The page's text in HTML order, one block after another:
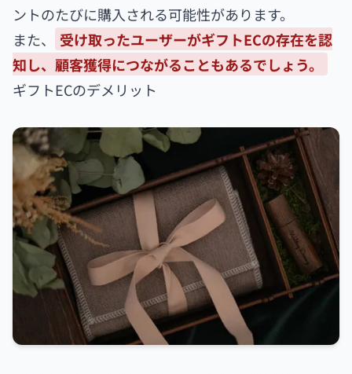
ントのたびに購入される可能性があります。
また、
受け取ったユーザーがギフトECの存在を認
知し、顧客獲得につながることもあるでしょう。
ギフトECのデメリット